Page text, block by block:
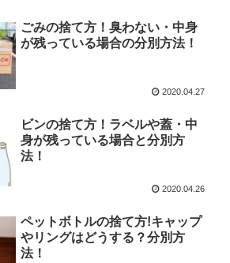
ごみの捨て方！臭わない・中身
が残っている場合の分別方法！
2020.04.27
ビンの捨て方！ラベルや蓋・中
身が残っている場合と分別方
法！
2020.04.26
ペットボトルの捨て方!キャップ
やリングはどうする？分別方
法！